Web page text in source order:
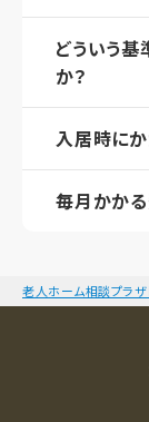
どういう
か？
入居時にか
毎月かかる
老人ホーム相談プラザ